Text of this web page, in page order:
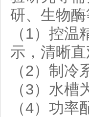
研、生物
（1）控
示，清晰直
（2）制
（3）水
（4）功